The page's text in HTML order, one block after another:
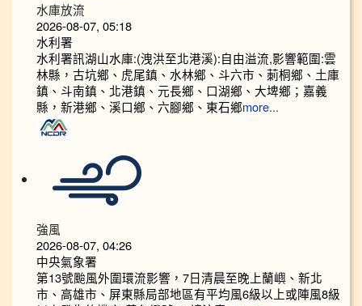
水庫放流
2026-08-07, 05:18
水利署
水利署訊湖山水庫:(洩洪至北港溪):自由溢流,影響範圍:雲
林縣，古坑鄉、虎尾鎮、水林鄉、斗六市、莿桐鄉、土庫
鎮、斗南鎮、北港鎮、元長鄉、口湖鄉、大埤鄉；嘉義
縣，新港鄉、溪口鄉、六腳鄉、東石鄉more...
強風
2026-08-07, 04:26
中央氣象署
第13號颱風外圍環流影響，7日清晨至晚上蘭嶼、新北
市、高雄市、屏東縣局部地區有平均風6級以上或陣風8級